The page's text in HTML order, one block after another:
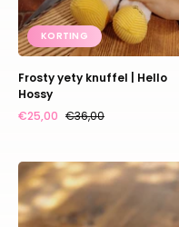
KORTING
Frosty yety knuffel | Hello
Hossy
€25,00 €36,00
Etui